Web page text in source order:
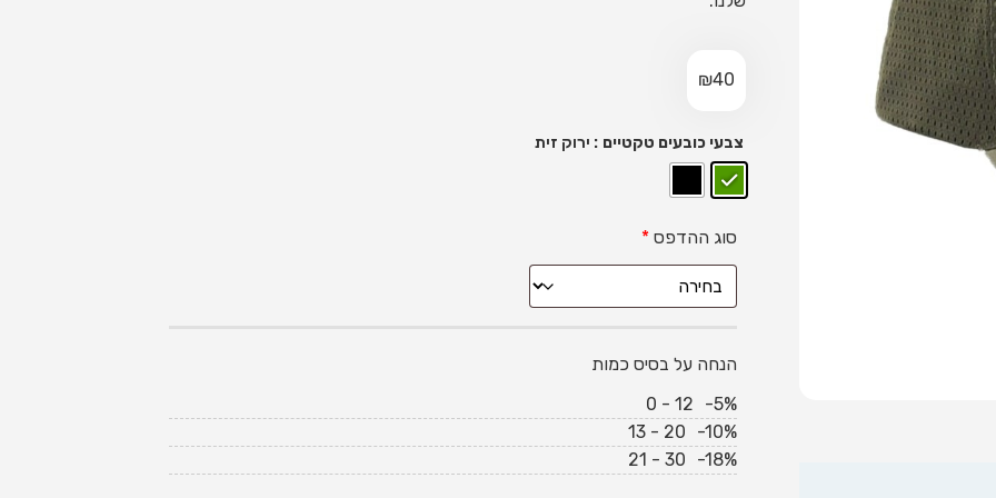
₪40
צבעי כובעים טקטיים : ירוק זית
סוג ההדפס *
הנחה על בסיס כמות
0 - 12
-5%
13 - 20
-10%
21 - 30
-18%